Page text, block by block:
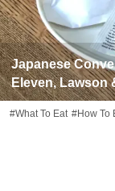
Japanese
Eleven, Lawson
#What To Eat #How To